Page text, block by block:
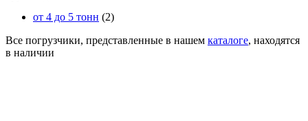
от 4 до 5 тонн (2)
Все погрузчики, представленные в нашем каталоге, находятся
в наличии